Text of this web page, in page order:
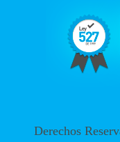
Derechos